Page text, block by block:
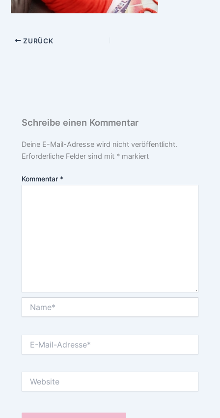
ZURÜCK
Schreibe einen Kommentar
Deine E-Mail-Adresse wird nicht veröffentlicht.
Erforderliche Felder sind mit * markiert
Kommentar *
Mail-